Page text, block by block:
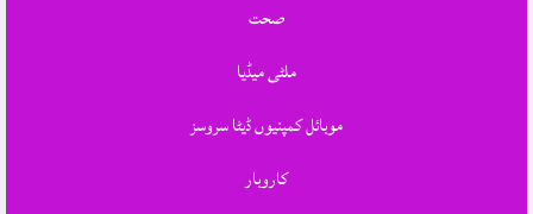
صحت
ملٹی میڈیا
موبائل کمپنیوں ڈیٹا سروسز
کاروبار